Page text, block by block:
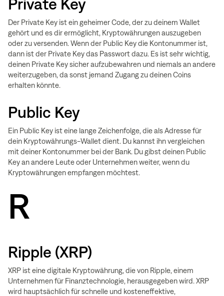
Private Key
Der Private Key ist ein geheimer Code, der zu deinem Wallet
gehört und es dir ermöglicht, Kryptowährungen auszugeben
oder zu versenden. Wenn der Public Key die Kontonummer ist,
dann ist der Private Key das Passwort dazu. Es ist sehr wichtig,
deinen Private Key sicher aufzubewahren und niemals an andere
weiterzugeben, da sonst jemand Zugang zu deinen Coins
erhalten könnte.
Public Key
Ein Public Key ist eine lange Zeichenfolge, die als Adresse für
dein Kryptowährungs-Wallet dient. Du kannst ihn vergleichen
mit deiner Kontonummer bei der Bank. Du gibst deinen Public
Key an andere Leute oder Unternehmen weiter, wenn du
Kryptowährungen empfangen möchtest.
R
Ripple (XRP)
XRP ist eine digitale Kryptowährung, die von Ripple, einem
Unternehmen für Finanztechnologie, herausgegeben wird. XRP
wird hauptsächlich für schnelle und kosteneffektive,